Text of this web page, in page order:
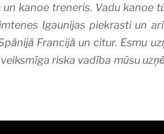
kanoe treneris. Vadu kanoe
Igaunijas piekrasti un
Francijā un citur. Esmu
riska vadība mūsu